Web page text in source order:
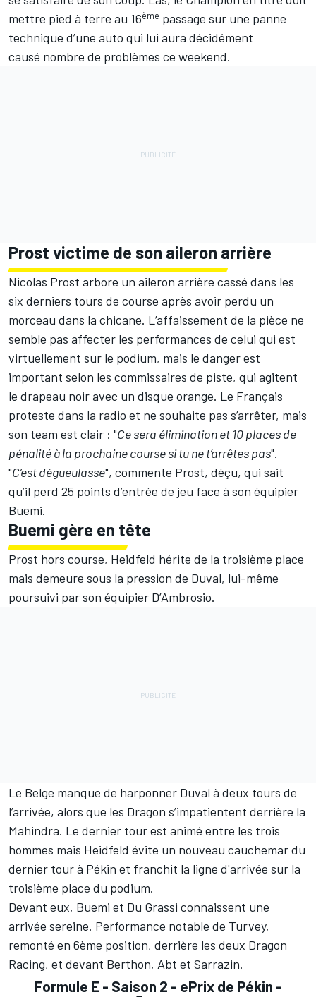
mettre pied à terre au 16ème passage sur une panne
technique d’une auto qui lui aura décidément
causé nombre de problèmes ce weekend.
Prost victime de son aileron arrière
Nicolas Prost arbore un aileron arrière cassé dans les
six derniers tours de course après avoir perdu un
morceau dans la chicane. L’affaissement de la pièce ne
semble pas affecter les performances de celui qui est
virtuellement sur le podium, mais le danger est
important selon les commissaires de piste, qui agitent
le drapeau noir avec un disque orange. Le Français
proteste dans la radio et ne souhaite pas s’arrêter, mais
son team est clair : "Ce sera élimination et 10 places de
pénalité à la prochaine course si tu ne t’arrêtes pas".
"C’est dégueulasse", commente Prost, déçu, qui sait
qu’il perd 25 points d’entrée de jeu face à son équipier
Buemi.
Buemi gère en tête
Prost hors course, Heidfeld hérite de la troisième place
mais demeure sous la pression de Duval, lui-même
poursuivi par son équipier D’Ambrosio.
Le Belge manque de harponner Duval à deux tours de
l’arrivée, alors que les Dragon s’impatientent derrière la
Mahindra. Le dernier tour est animé entre les trois
hommes mais Heidfeld évite un nouveau cauchemar du
dernier tour à Pékin et franchit la ligne d'arrivée sur la
troisième place du podium.
Devant eux, Buemi et Du Grassi connaissent une
arrivée sereine. Performance notable de Turvey,
remonté en 6ème position, derrière les deux Dragon
Racing, et devant Berthon, Abt et Sarrazin.
Formule E - Saison 2 - ePrix de Pékin -